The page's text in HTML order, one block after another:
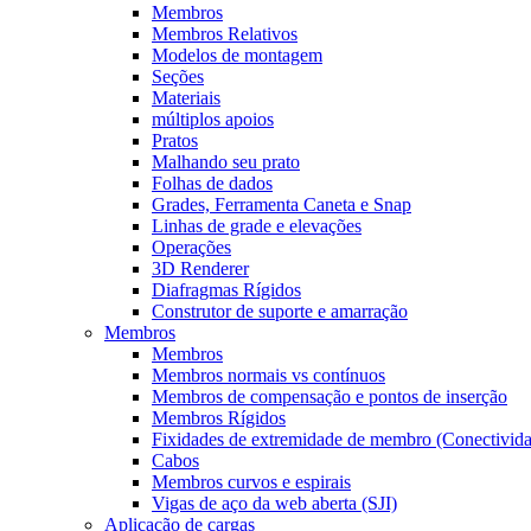
Membros
Membros Relativos
Modelos de montagem
Seções
Materiais
múltiplos apoios
Pratos
Malhando seu prato
Folhas de dados
Grades, Ferramenta Caneta e Snap
Linhas de grade e elevações
Operações
3D Renderer
Diafragmas Rígidos
Construtor de suporte e amarração
Membros
Membros
Membros normais vs contínuos
Membros de compensação e pontos de inserção
Membros Rígidos
Fixidades de extremidade de membro
Cabos
Membros curvos e espirais
Vigas de aço da web aberta (SJI)
Aplicação de cargas